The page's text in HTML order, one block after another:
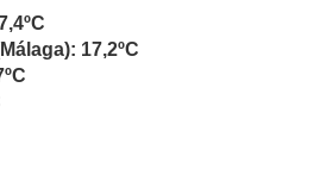
17,2ºC